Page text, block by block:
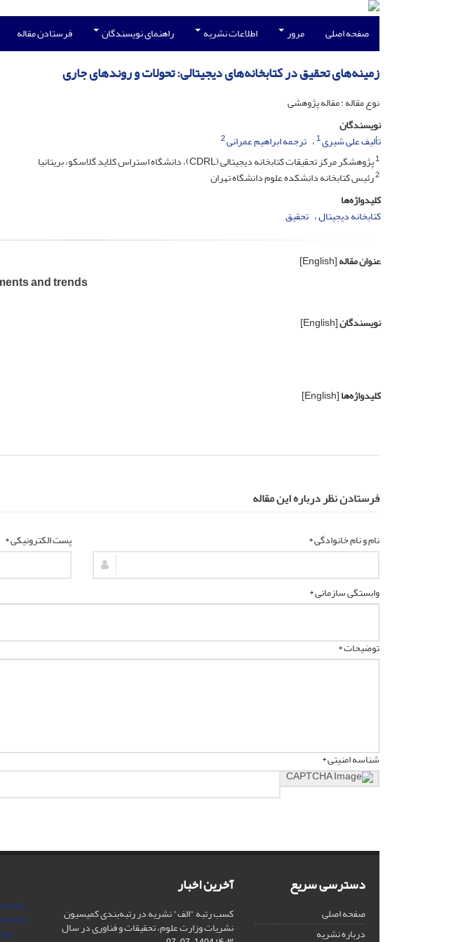
صفحه اصلی مرور اطلاعات نشریه راهنمای نویسندگان فرستادن مقاله
زمینه‌های تحقیق در کتابخانه‌های دیجیتالی: تحولات و روندهای جاری
نوع مقاله : مقاله پژوهشی
نویسندگان
تألیف علی شیری1 ترجمه ابراهیم عمرانی2
1پژوهشگر مرکز تحقیقات کتابخانه دیجیتالی (CDRL)، دانشگاه استراس کلاید گلاسکو، بریتانیا
2رئیس کتابخانه دانشکده علوم دانشگاه تهران
کلیدواژه‌ها
کتابخانه دیجیتال تحقیق
عنوان مقاله[English]
and trends
نویسندگان[English]
کلیدواژه‌ها[English]
فرستادن نظر درباره این مقاله
نام و نام خانوادگی * پست الکترونیکی *
وابستگی سازمانی *
توضیحات *
شناسه امنیتی *
دسترسی سریع
صفحه اصلی
درباره نشریه
آخرین اخبار
کسب رتبه "الف" نشریه در رتبه‌بندی کمیسیون
نشریات وزارت علوم، تحقیقات و فناوری در سال